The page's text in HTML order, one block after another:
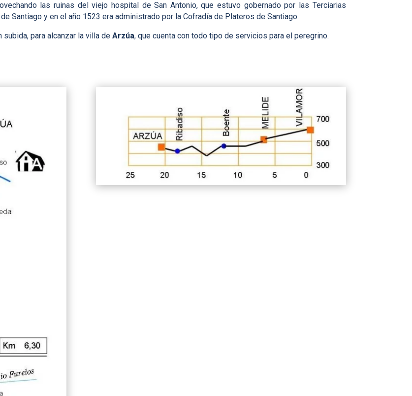
las ruinas del viejo hospital de San Antonio, que estuvo gobernado por las Terciarias
Santiago y en el año 1523 era administrado por la Cofradía de Plateros de Santiago.
para alcanzar la villa de Arzúa, que cuenta con todo tipo de servicios para el peregrino.